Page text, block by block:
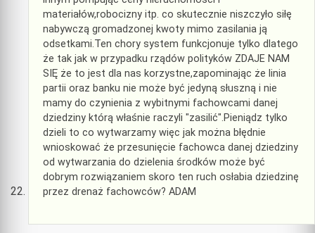
materiałów,robocizny itp. co skutecznie niszczyło siłę
nabywczą gromadzonej kwoty mimo zasilania ją
odsetkami.Ten chory system funkcjonuje tylko dlatego
że tak jak w przypadku rządów polityków ZDAJE NAM
SIĘ że to jest dla nas korzystne,zapominając że linia
partii oraz banku nie może być jedyną słuszną i nie
mamy do czynienia z wybitnymi fachowcami danej
dziedziny którą właśnie raczyli "zasilić".Pieniądz tylko
dzieli to co wytwarzamy więc jak można błędnie
wnioskować że przesunięcie fachowca danej dziedziny
od wytwarzania do dzielenia środków może być
dobrym rozwiązaniem skoro ten ruch osłabia dziedzinę
przez drenaż fachowców? ADAM